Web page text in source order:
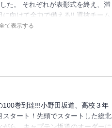
た。 それぞれが表彰式を終え、満
向けて全力で備える!! 選抜チーム
山岳、京都伏見の御堂筋翔、群馬陵
て表示する
100巻到達!!!小野田坂道、高校３年
タート！先頭でスタートした総北